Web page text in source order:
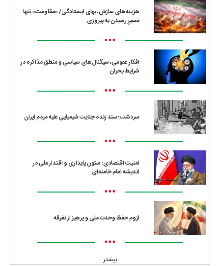
هزینه‌های سازش، بهای ایستادگی/ «مقاومت» تنها
مسیرِ رسیدن به پیروزی
•••
افکار عمومی، سیگنال‌های سیاسی و منطق مذاکره در
شرایط بحران
•••
سردشت؛ سند زنده جنایت شیمیایی علیه مردم ایران
•••
امنیت اقتصادی؛ ستون پایداری و اقتدار ملی در
اندیشه امام خامنه‌ای
•••
لزوم حفظ وحدت ملی و پرهیز از تفرقه
•••
بیشتر